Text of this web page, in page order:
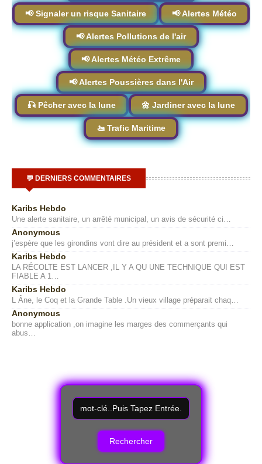
📢 Signaler un risque Sanitaire 📢 Alertes Météo
📢 Alertes Pollutions de l'air
📢 Alertes Météo Extrême
📢 Alertes Poussières dans l'Air
🎣 Pêcher avec la lune 🌼 Jardiner avec la lune
🚤 Trafic Maritime
💬 DERNIERS COMMENTAIRES
Karibs Hebdo
Une alerte sanitaire, un arrêté municipal, un avis de sécurité ci…
Anonymous
j’espère que les girondins vont dire au président et a sont premi…
Karibs Hebdo
LA RÉCOLTE EST LANCER ,IL Y A QU UNE TECHNIQUE QUI EST
FIABLE A 1…
Karibs Hebdo
L Âne, le Coq et la Grande Table .Un vieux village préparait chaq…
Anonymous
bonne application ,on imagine les marges des commerçants qui
abus…
R
e